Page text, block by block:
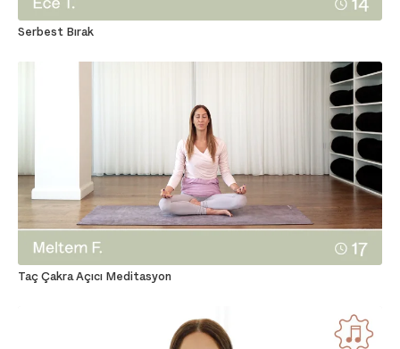
Serbest Bırak
Taç Çakra Açıcı Meditasyon